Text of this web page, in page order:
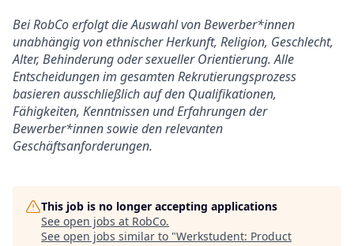
Bei RobCo erfolgt die Auswahl von Bewerber*innen
unabhängig von ethnischer Herkunft, Religion, Geschlecht,
Alter, Behinderung oder sexueller Orientierung. Alle
Entscheidungen im gesamten Rekrutierungsprozess
basieren ausschließlich auf den Qualifikationen,
Fähigkeiten, Kenntnissen und Erfahrungen der
Bewerber*innen sowie den relevanten
Geschäftsanforderungen.
This job is no longer accepting applications
See open jobs at RobCo.
See open jobs similar to "Werkstudent: Product